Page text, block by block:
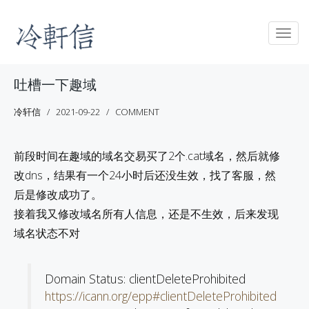
吐槽一下趣域
冷轩信 2021-09-22 COMMENT
前段时间在趣域的域名交易买了2个.cat域名，然后就修
改dns，结果有一个24小时后还没生效，找了客服，然
后是修改成功了。
接着我又修改域名所有人信息，还是不生效，后来发现
域名状态不对
Domain Status: clientDeleteProhibited
https://icann.org/epp#clientDeleteProhibited